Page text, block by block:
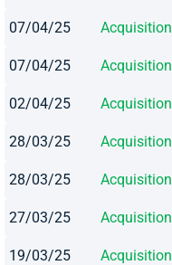
07/04/25 Acquisition
07/04/25 Acquisition
02/04/25 Acquisition
28/03/25 Acquisition
28/03/25 Acquisition
27/03/25 Acquisition
19/03/25 Acquisition